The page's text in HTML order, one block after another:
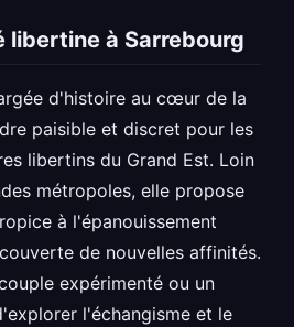
libertine à Sarrebourg
d'histoire au cœur de la
paisible et discret pour les
libertins du Grand Est. Loin
métropoles, elle propose
à l'épanouissement
de nouvelles affinités.
expérimenté ou un
l'échangisme et le